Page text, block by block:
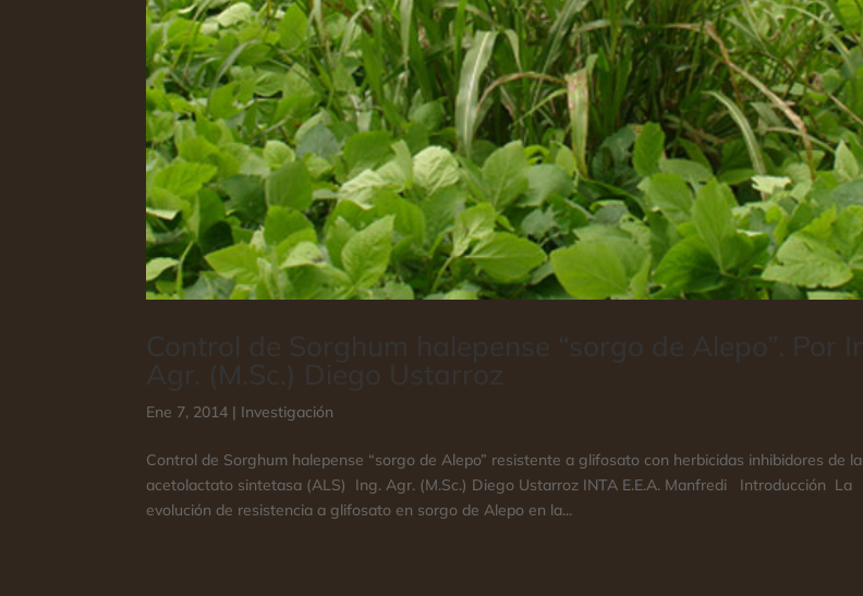
Ene 7, 2014 | Investigación
Control de Sorghum halepense “sorgo de Alepo” resistente a glifosato con herbicidas inhibidores de la
acetolactato sintetasa (ALS) Ing. Agr. (M.Sc.) Diego Ustarroz INTA E.E.A. Manfredi Introducción La
evolución de resistencia a glifosato en sorgo de Alepo en la...